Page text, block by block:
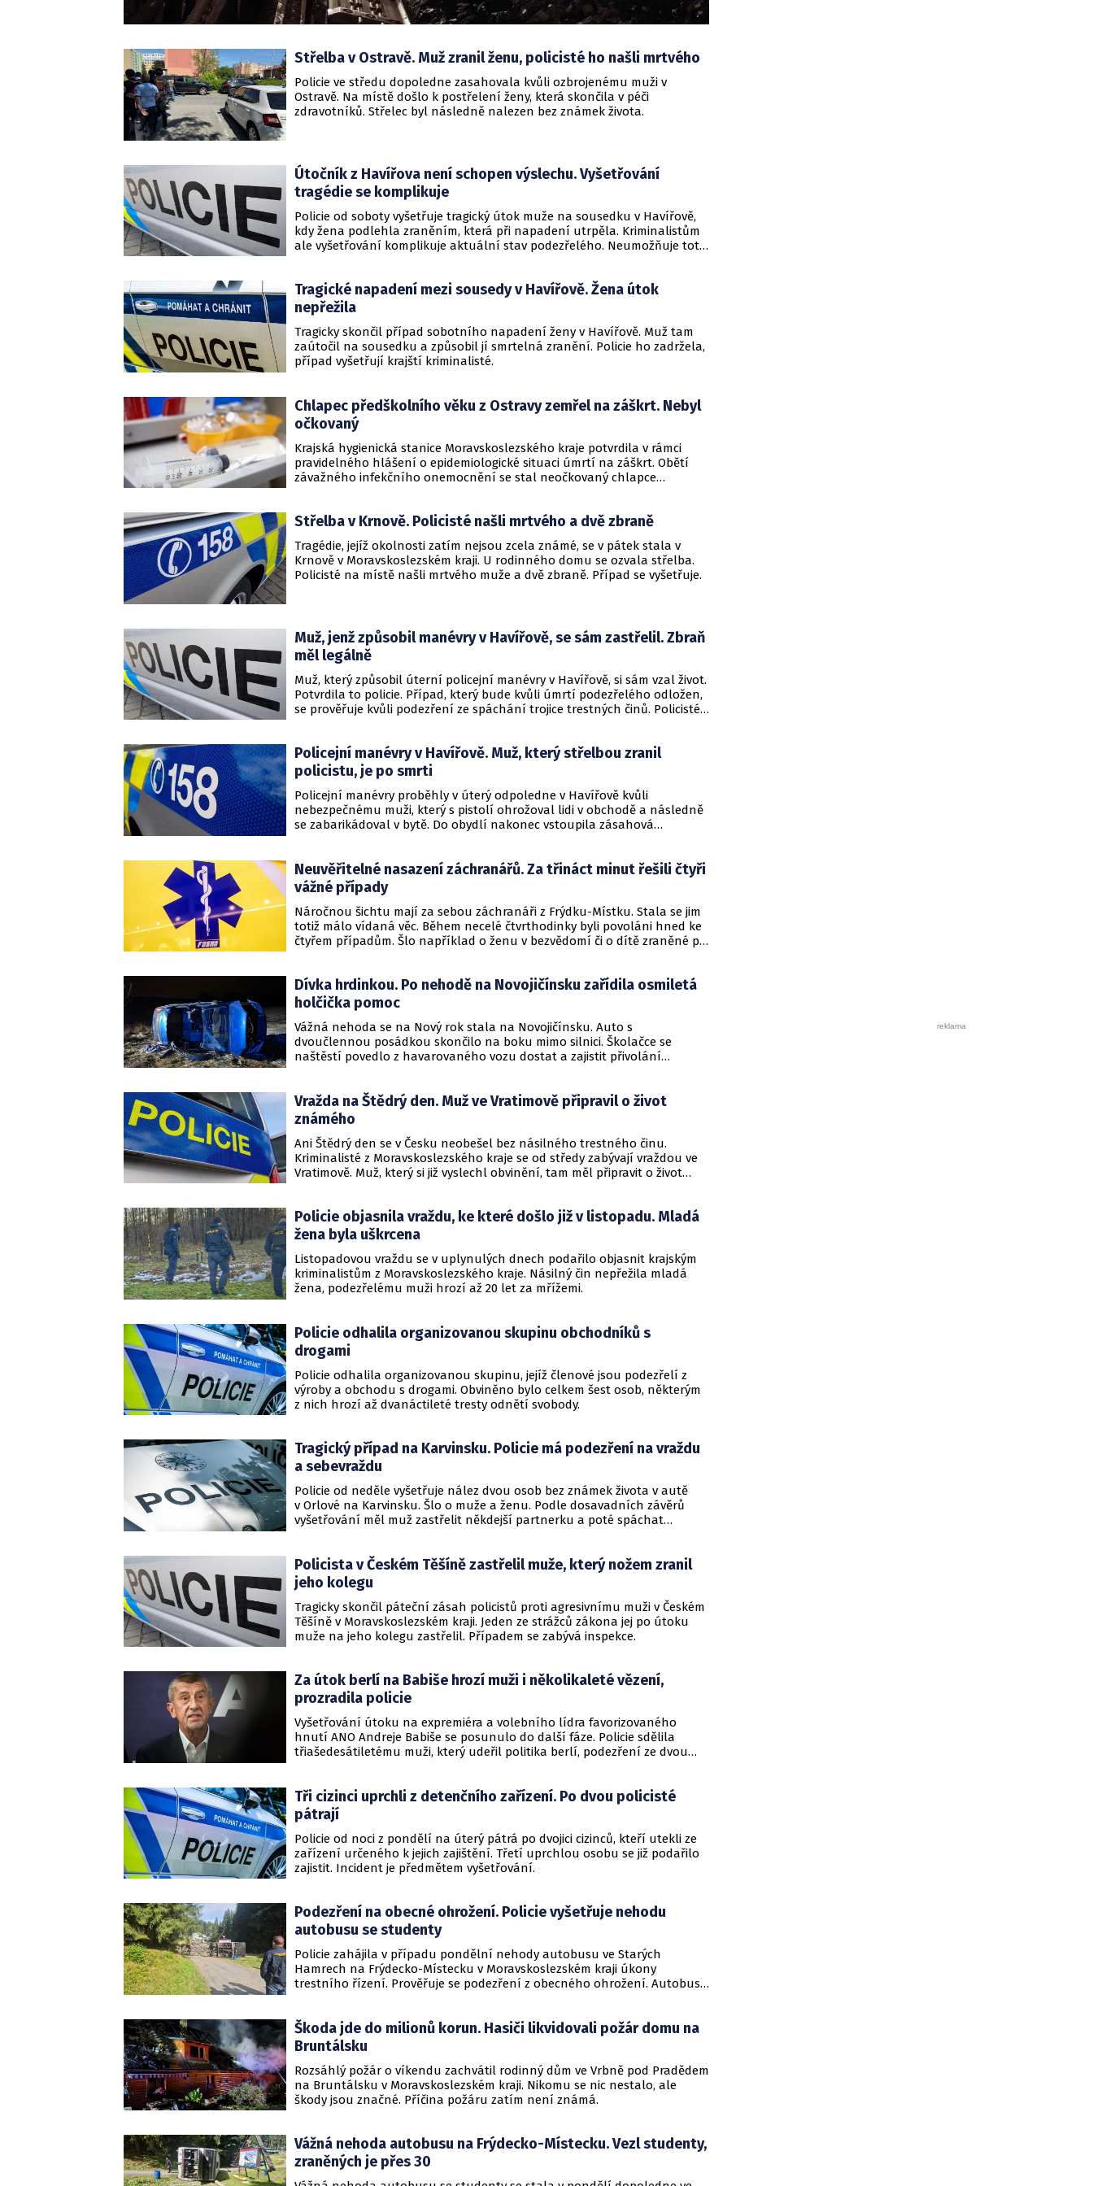
Střelba v Ostravě. Muž zranil ženu, policisté ho našli mrtvého
Policie ve středu dopoledne zasahovala kvůli ozbrojenému muži v
Ostravě. Na místě došlo k postřelení ženy, která skončila v péči
zdravotníků. Střelec byl následně nalezen bez známek života.
Útočník z Havířova není schopen výslechu. Vyšetřování
tragédie se komplikuje
Policie od soboty vyšetřuje tragický útok muže na sousedku v Havířově,
kdy žena podlehla zraněním, která při napadení utrpěla. Kriminalistům
ale vyšetřování komplikuje aktuální stav podezřelého. Neumožňuje totiž
Tragické napadení mezi sousedy v Havířově. Žena útok
nepřežila
Tragicky skončil případ sobotního napadení ženy v Havířově. Muž tam
zaútočil na sousedku a způsobil jí smrtelná zranění. Policie ho zadržela,
případ vyšetřují krajští kriminalisté.
Chlapec předškolního věku z Ostravy zemřel na záškrt. Nebyl
očkovaný
Krajská hygienická stanice Moravskoslezského kraje potvrdila v rámci
pravidelného hlášení o epidemiologické situaci úmrtí na záškrt. Obětí
závažného infekčního onemocnění se stal neočkovaný chlapce
Střelba v Krnově. Policisté našli mrtvého a dvě zbraně
Tragédie, jejíž okolnosti zatím nejsou zcela známé, se v pátek stala v
Krnově v Moravskoslezském kraji. U rodinného domu se ozvala střelba.
Policisté na místě našli mrtvého muže a dvě zbraně. Případ se vyšetřuje.
Muž, jenž způsobil manévry v Havířově, se sám zastřelil. Zbraň
měl legálně
Muž, který způsobil úterní policejní manévry v Havířově, si sám vzal život.
Potvrdila to policie. Případ, který bude kvůli úmrtí podezřelého odložen,
se prověřuje kvůli podezření ze spáchání trojice trestných činů. Policisté
Policejní manévry v Havířově. Muž, který střelbou zranil
policistu, je po smrti
Policejní manévry proběhly v úterý odpoledne v Havířově kvůli
nebezpečnému muži, který s pistolí ohrožoval lidi v obchodě a následně
se zabarikádoval v bytě. Do obydlí nakonec vstoupila zásahová
Neuvěřitelné nasazení záchranářů. Za třináct minut řešili čtyři
vážné případy
Náročnou šichtu mají za sebou záchranáři z Frýdku-Místku. Stala se jim
totiž málo vídaná věc. Během necelé čtvrthodinky byli povoláni hned ke
čtyřem případům. Šlo například o ženu v bezvědomí či o dítě zraněné při
Dívka hrdinkou. Po nehodě na Novojičínsku zařídila osmiletá
holčička pomoc
Vážná nehoda se na Nový rok stala na Novojičínsku. Auto s
dvoučlennou posádkou skončilo na boku mimo silnici. Školačce se
naštěstí povedlo z havarovaného vozu dostat a zajistit přivolání
Vražda na Štědrý den. Muž ve Vratimově připravil o život
známého
Ani Štědrý den se v Česku neobešel bez násilného trestného činu.
Kriminalisté z Moravskoslezského kraje se od středy zabývají vraždou ve
Vratimově. Muž, který si již vyslechl obvinění, tam měl připravit o život
Policie objasnila vraždu, ke které došlo již v listopadu. Mladá
žena byla uškrcena
Listopadovou vraždu se v uplynulých dnech podařilo objasnit krajským
kriminalistům z Moravskoslezského kraje. Násilný čin nepřežila mladá
žena, podezřelému muži hrozí až 20 let za mřížemi.
Policie odhalila organizovanou skupinu obchodníků s
drogami
Policie odhalila organizovanou skupinu, jejíž členové jsou podezřelí z
výroby a obchodu s drogami. Obviněno bylo celkem šest osob, některým
z nich hrozí až dvanáctileté tresty odnětí svobody.
Tragický případ na Karvinsku. Policie má podezření na vraždu
a sebevraždu
Policie od neděle vyšetřuje nález dvou osob bez známek života v autě
v Orlové na Karvinsku. Šlo o muže a ženu. Podle dosavadních závěrů
vyšetřování měl muž zastřelit někdejší partnerku a poté spáchat
Policista v Českém Těšíně zastřelil muže, který nožem zranil
jeho kolegu
Tragicky skončil páteční zásah policistů proti agresivnímu muži v Českém
Těšíně v Moravskoslezském kraji. Jeden ze strážců zákona jej po útoku
muže na jeho kolegu zastřelil. Případem se zabývá inspekce.
Za útok berlí na Babiše hrozí muži i několikaleté vězení,
prozradila policie
Vyšetřování útoku na expremiéra a volebního lídra favorizovaného
hnutí ANO Andreje Babiše se posunulo do další fáze. Policie sdělila
třiašedesátiletému muži, který udeřil politika berlí, podezření ze dvou
Tři cizinci uprchli z detenčního zařízení. Po dvou policisté
pátrají
Policie od noci z pondělí na úterý pátrá po dvojici cizinců, kteří utekli ze
zařízení určeného k jejich zajištění. Třetí uprchlou osobu se již podařilo
zajistit. Incident je předmětem vyšetřování.
Podezření na obecné ohrožení. Policie vyšetřuje nehodu
autobusu se studenty
Policie zahájila v případu pondělní nehody autobusu ve Starých
Hamrech na Frýdecko-Místecku v Moravskoslezském kraji úkony
trestního řízení. Prověřuje se podezření z obecného ohrožení. Autobus
Škoda jde do milionů korun. Hasiči likvidovali požár domu na
Bruntálsku
Rozsáhlý požár o víkendu zachvátil rodinný dům ve Vrbně pod Pradědem
na Bruntálsku v Moravskoslezském kraji. Nikomu se nic nestalo, ale
škody jsou značné. Příčina požáru zatím není známá.
Vážná nehoda autobusu na Frýdecko-Místecku. Vezl studenty,
zraněných je přes 30